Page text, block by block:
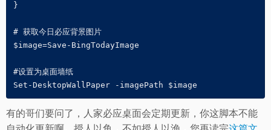
}
# 获取今日必应背景图片
$image=Save-BingTodayImage
#设置为桌面墙纸
Set-DesktopWallPaper -imagePath $image
有的哥们要问了，人家必应桌面会定期更新，你这脚本不能